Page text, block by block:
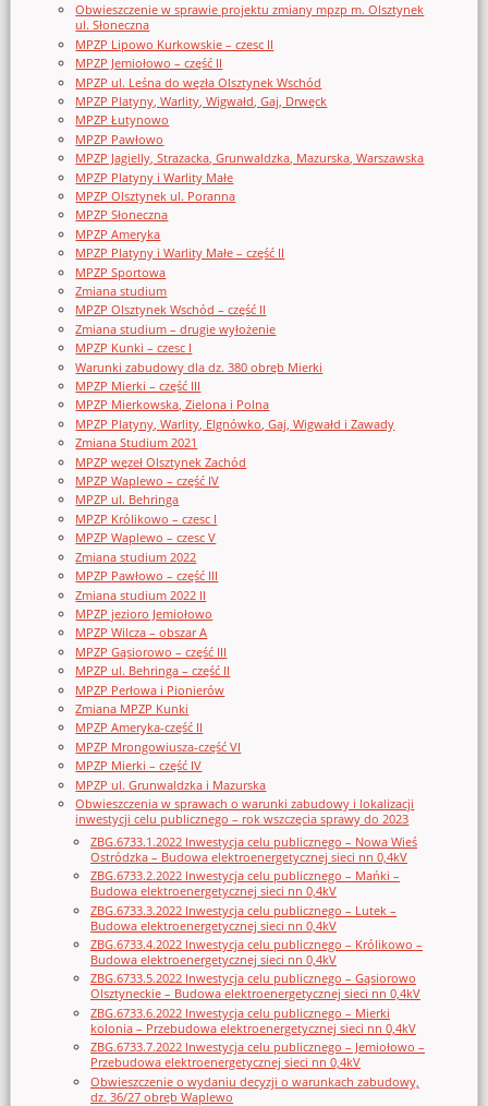
Obwieszczenie w sprawie projektu zmiany mpzp m. Olsztynek
ul. Słoneczna
MPZP Lipowo Kurkowskie – czesc II
MPZP Jemiołowo – część II
MPZP ul. Leśna do węzła Olsztynek Wschód
MPZP Platyny, Warlity, Wigwałd, Gaj, Drwęck
MPZP Łutynowo
MPZP Pawłowo
MPZP Jagielly, Strazacka, Grunwaldzka, Mazurska, Warszawska
MPZP Platyny i Warlity Małe
MPZP Olsztynek ul. Poranna
MPZP Słoneczna
MPZP Ameryka
MPZP Platyny i Warlity Małe – część II
MPZP Sportowa
Zmiana studium
MPZP Olsztynek Wschód – część II
Zmiana studium – drugie wyłożenie
MPZP Kunki – czesc I
Warunki zabudowy dla dz. 380 obręb Mierki
MPZP Mierki – część III
MPZP Mierkowska, Zielona i Polna
MPZP Platyny, Warlity, Elgnówko, Gaj, Wigwałd i Zawady
Zmiana Studium 2021
MPZP węzeł Olsztynek Zachód
MPZP Waplewo – część IV
MPZP ul. Behringa
MPZP Królikowo – czesc I
MPZP Waplewo – czesc V
Zmiana studium 2022
MPZP Pawłowo – część III
Zmiana studium 2022 II
MPZP jezioro Jemiołowo
MPZP Wilcza – obszar A
MPZP Gąsiorowo – część III
MPZP ul. Behringa – część II
MPZP Perłowa i Pionierów
Zmiana MPZP Kunki
MPZP Ameryka-część II
MPZP Mrongowiusza-część VI
MPZP Mierki – część IV
MPZP ul. Grunwaldzka i Mazurska
Obwieszczenia w sprawach o warunki zabudowy i lokalizacji
inwestycji celu publicznego – rok wszczęcia sprawy do 2023
ZBG.6733.1.2022 Inwestycja celu publicznego – Nowa Wieś
Ostródzka – Budowa elektroenergetycznej sieci nn 0,4kV
ZBG.6733.2.2022 Inwestycja celu publicznego – Mańki –
Budowa elektroenergetycznej sieci nn 0,4kV
ZBG.6733.3.2022 Inwestycja celu publicznego – Lutek –
Budowa elektroenergetycznej sieci nn 0,4kV
ZBG.6733.4.2022 Inwestycja celu publicznego – Królikowo –
Budowa elektroenergetycznej sieci nn 0,4kV
ZBG.6733.5.2022 Inwestycja celu publicznego – Gąsiorowo
Olsztyneckie – Budowa elektroenergetycznej sieci nn 0,4kV
ZBG.6733.6.2022 Inwestycja celu publicznego – Mierki
kolonia – Przebudowa elektroenergetycznej sieci nn 0,4kV
ZBG.6733.7.2022 Inwestycja celu publicznego – Jemiołowo –
Przebudowa elektroenergetycznej sieci nn 0,4kV
Obwieszczenie o wydaniu decyzji o warunkach zabudowy,
dz. 36/27 obręb Waplewo